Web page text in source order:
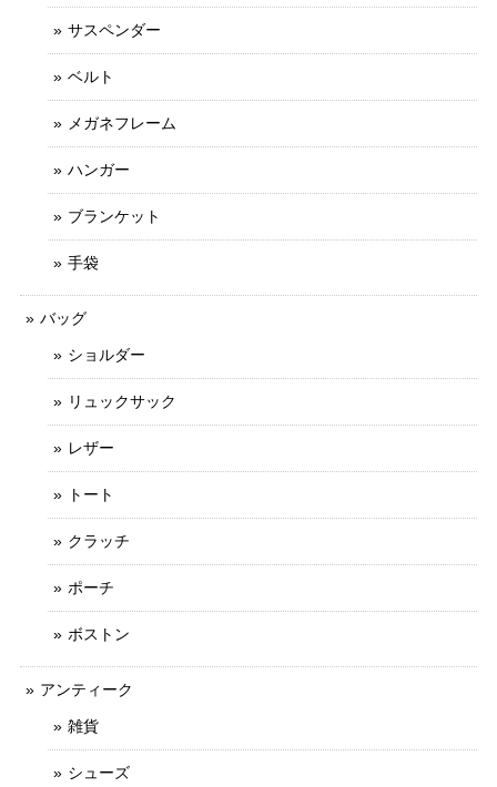
サスペンダー
ベルト
メガネフレーム
ハンガー
ブランケット
手袋
バッグ
ショルダー
リュックサック
レザー
トート
クラッチ
ポーチ
ボストン
アンティーク
雑貨
シューズ